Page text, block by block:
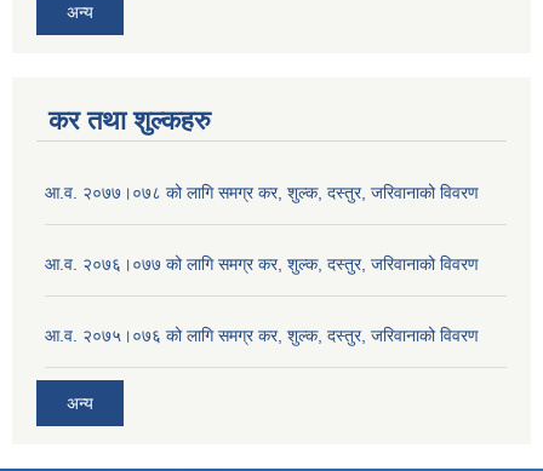
अन्य
कर तथा शुल्कहरु
आ.व. २०७७।०७८ को लागि समग्र कर, शुल्क, दस्तुर, जरिवानाको विवरण
आ.व. २०७६।०७७ को लागि समग्र कर, शुल्क, दस्तुर, जरिवानाको विवरण
आ.व. २०७५।०७६ को लागि समग्र कर, शुल्क, दस्तुर, जरिवानाको विवरण
अन्य